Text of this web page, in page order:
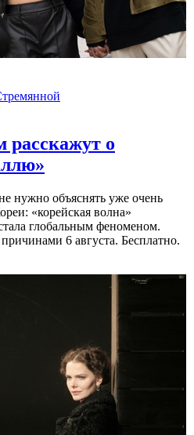
расскажут о
нужно объяснять уже очень
«корейская волна»
глобальным феноменом.
6 августа. Бесплатно.